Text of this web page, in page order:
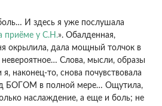
И здесь я уже послушала
приёме у С.Н.». Обалденная,
дала мощный толчок в
Слова, мысли, образы
наконец-то, снова почувствовала
БОГОМ в полной мере… Ощутила,
наслаждение, а еще и боль; не